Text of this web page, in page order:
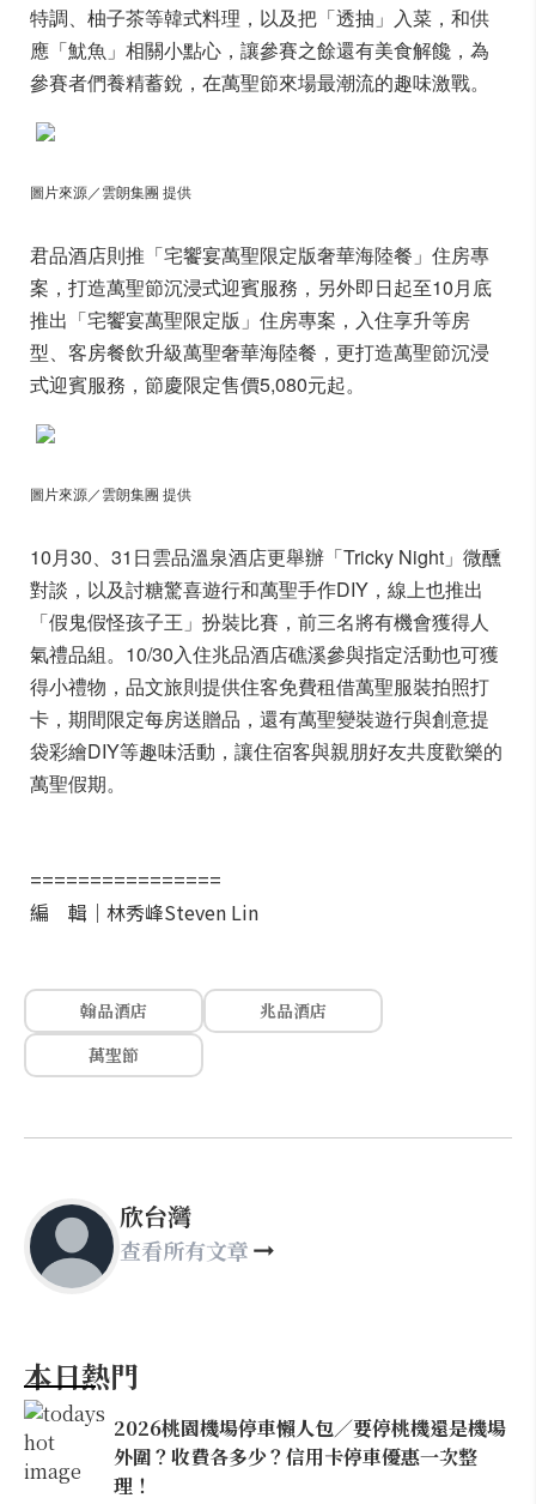
特調、柚子茶等韓式料理，以及把「透抽」入菜，和供
應「魷魚」相關小點心，讓參賽之餘還有美食解饞，為
參賽者們養精蓄銳，在萬聖節來場最潮流的趣味激戰。
圖片來源／雲朗集團 提供
君品酒店則推「宅饗宴萬聖限定版奢華海陸餐」住房專
案，打造萬聖節沉浸式迎賓服務，另外即日起至10月底
推出「宅饗宴萬聖限定版」住房專案，入住享升等房
型、客房餐飲升級萬聖奢華海陸餐，更打造萬聖節沉浸
式迎賓服務，節慶限定售價5,080元起。
圖片來源／雲朗集團 提供
10月30、31日雲品溫泉酒店更舉辦「Tricky Night」微醺
對談，以及討糖驚喜遊行和萬聖手作DIY，線上也推出
「假鬼假怪孩子王」扮裝比賽，前三名將有機會獲得人
氣禮品組。10/30入住兆品酒店礁溪參與指定活動也可獲
得小禮物，品文旅則提供住客免費租借萬聖服裝拍照打
卡，期間限定每房送贈品，還有萬聖變裝遊行與創意提
袋彩繪DIY等趣味活動，讓住宿客與親朋好友共度歡樂的
萬聖假期。
================
編 輯｜林秀峰Steven Lin
翰品酒店
兆品酒店
萬聖節
欣台灣
查看所有文章
本日熱門
2026桃園機場停車懶人包／要停桃機還是機場
外圍？收費各多少？信用卡停車優惠一次整
理！